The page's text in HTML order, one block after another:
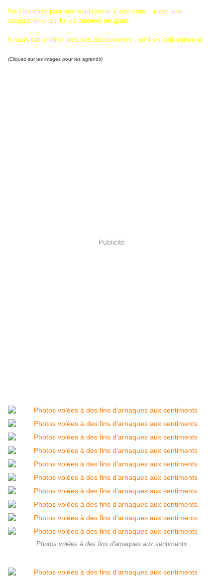
Ne cherchez pas une explication à son nom : c'est une
anagramme qui lui va comme un gant.
Il nous fait profiter des ses découvertes ; qu'il en soit remercié
(Cliquez sur les images pour les agrandir)
Publicité
Photos volées à des fins d'arnaques aux sentiments